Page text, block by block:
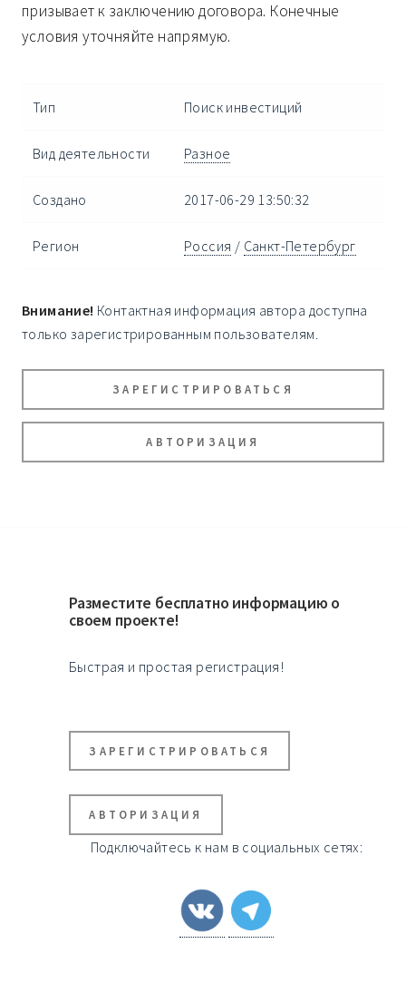
призывает к заключению договора. Конечные
условия уточняйте напрямую.
Тип Поиск инвестиций
Вид деятельности Разное
Создано 2017-06-29 13:50:32
Регион Россия / Санкт-Петербург
Внимание! Контактная информация автора доступна
только зарегистрированным пользователям.
ЗАРЕГИСТРИРОВАТЬСЯ
АВТОРИЗАЦИЯ
Разместите бесплатно информацию о
своем проекте!
Быстрая и простая регистрация!
ЗАРЕГИСТРИРОВАТЬСЯ
АВТОРИЗАЦИЯ
Подключайтесь к нам в социальных сетях: